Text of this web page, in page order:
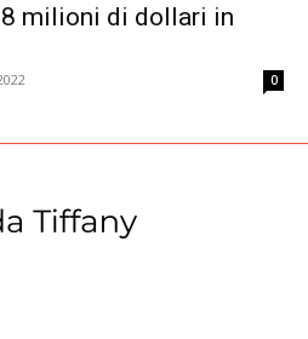
8 milioni di dollari in
0